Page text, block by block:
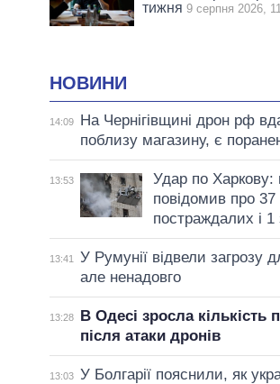
тижня 9 серпня 2026,
НОВИНИ
14:09
На Чернігівщині дрон рф
поблизу магазину, є
13:53
Удар по Харкову:
повідомив про 37
постраждалих і 1
13:41
У Румунії відвели загрозу
але ненадовго
13:28
В Одесі зросла кількість
після атаки дронів
13:03 У Болгарії пояснили, як